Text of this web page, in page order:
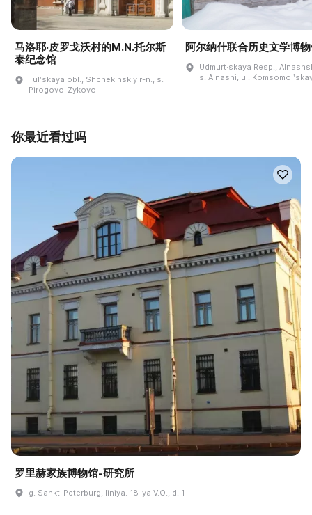
马洛耶·皮罗戈沃村的M.N.托尔斯
泰纪念馆
Tulʹskaya obl., Shchekinskiy r-n., s.
Pirogovo-Zykovo
阿尔纳什联合历史文学博
Udmurt·skaya Resp.,
s. Alnashi, ul.
你最近看过吗
罗里赫家族博物馆-研究所
g. Sankt-Peterburg, liniya. 18-ya V.O., d. 1